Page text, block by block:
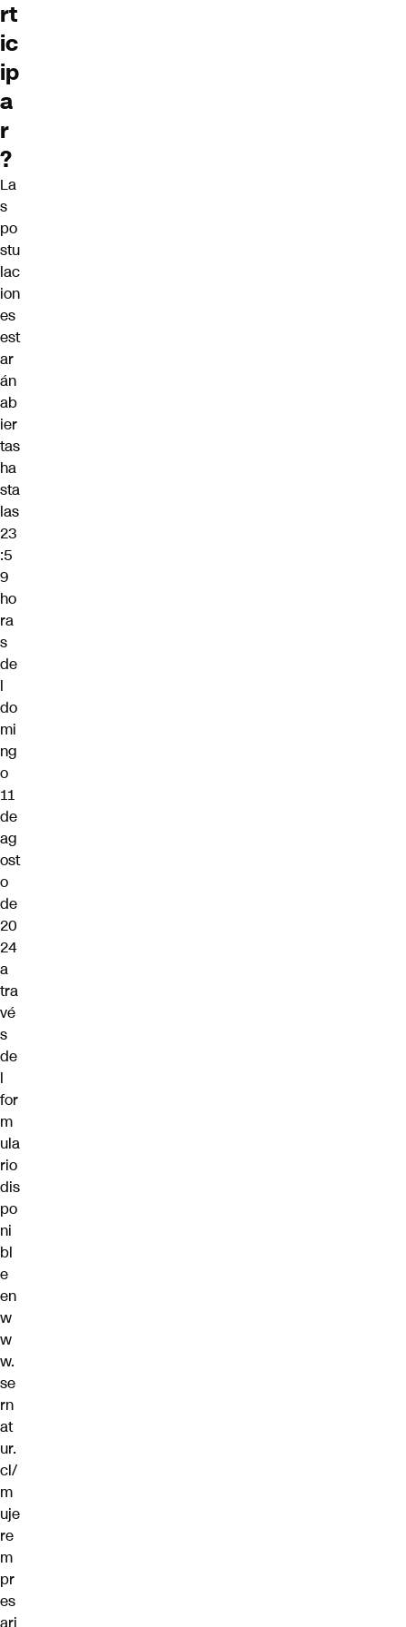
rt
ic
ip
a
r
?
La
s
po
stu
lac
ion
es
est
ar
án
ab
ier
tas
ha
sta
las
23
:5
9
ho
ra
s
de
l
do
mi
ng
o
11
de
ag
ost
o
de
20
24
a
tra
vé
s
de
l
for
m
ula
rio
dis
po
ni
bl
e
en
w
w
w.
se
rn
at
ur.
cl/
m
uje
re
m
pr
es
ari